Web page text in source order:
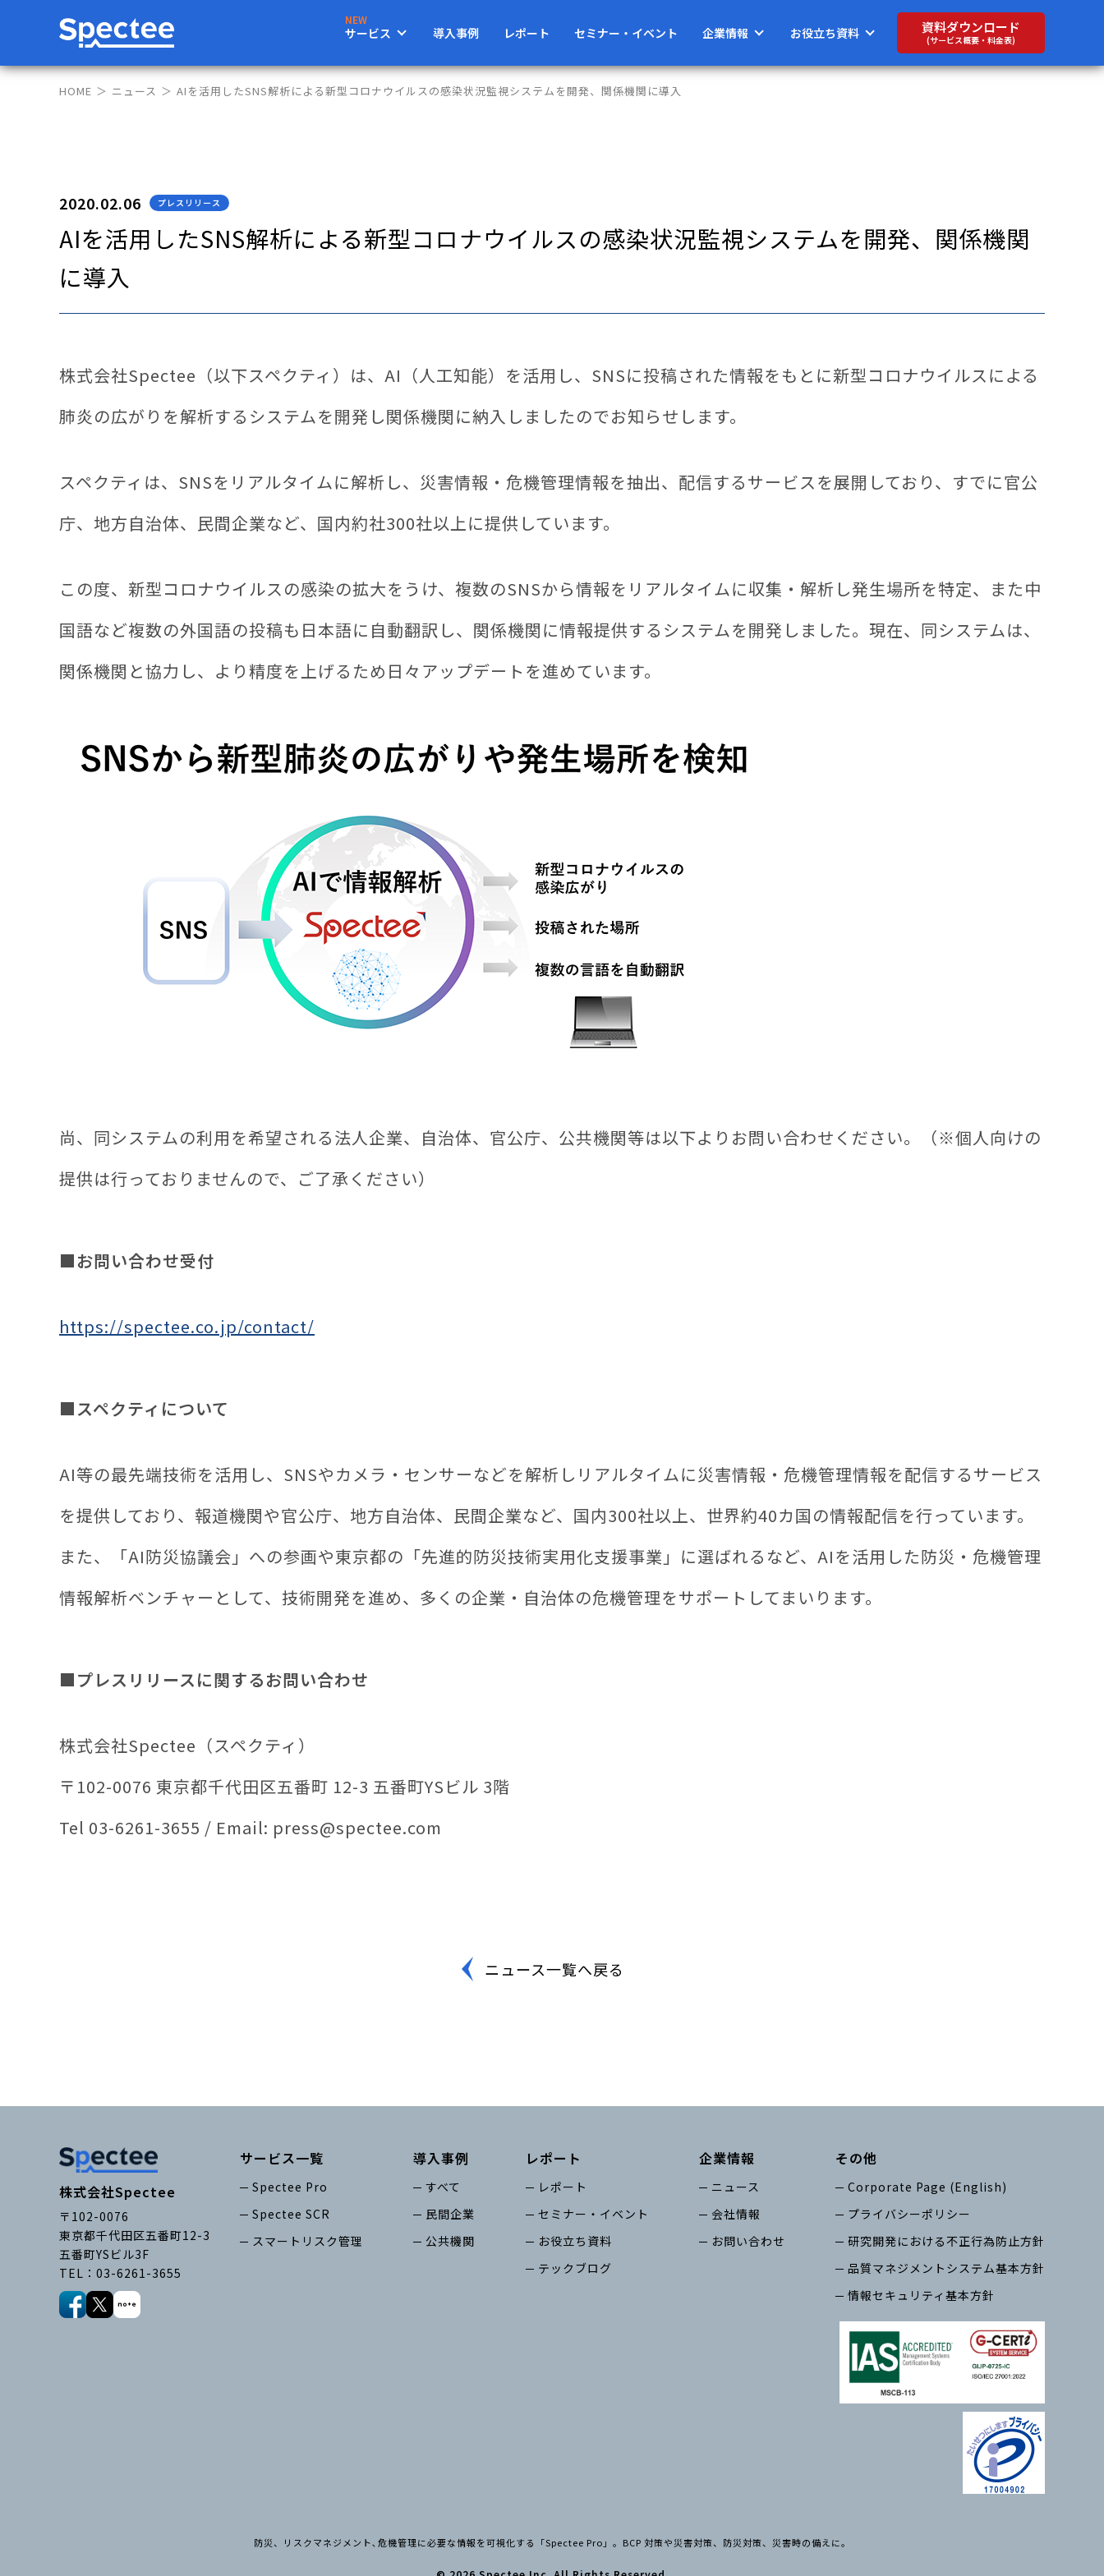
サービス 導入事例 レポート セミナー・イベント 企業情報 お役立ち資料 資料ダウンロード
(サービス概要・料金表)
HOME ニュース AIを活用したSNS解析による新型コロナウイルスの感染状況監視システムを開発、関係機関に導入
2020.02.06 プレスリリース
AIを活用したSNS解析による新型コロナウイルスの感染状況監視システムを開発、関係機関
に導入
株式会社Spectee（以下スペクティ）は、AI（人工知能）を活用し、SNSに投稿された情報をもとに新型コロナウイルスによる
肺炎の広がりを解析するシステムを開発し関係機関に納入しましたのでお知らせします。
スペクティは、SNSをリアルタイムに解析し、災害情報・危機管理情報を抽出、配信するサービスを展開しており、すでに官公
庁、地方自治体、民間企業など、国内約社300社以上に提供しています。
この度、新型コロナウイルスの感染の拡大をうけ、複数のSNSから情報をリアルタイムに収集・解析し発生場所を特定、また中
国語など複数の外国語の投稿も日本語に自動翻訳し、関係機関に情報提供するシステムを開発しました。現在、同システムは、
関係機関と協力し、より精度を上げるため日々アップデートを進めています。
尚、同システムの利用を希望される法人企業、自治体、官公庁、公共機関等は以下よりお問い合わせください。（※個人向けの
提供は行っておりませんので、ご了承ください）
■お問い合わせ受付
https://spectee.co.jp/contact/
■スペクティについて
AI等の最先端技術を活用し、SNSやカメラ・センサーなどを解析しリアルタイムに災害情報・危機管理情報を配信するサービス
を提供しており、報道機関や官公庁、地方自治体、民間企業など、国内300社以上、世界約40カ国の情報配信を行っています。
また、「AI防災協議会」への参画や東京都の「先進的防災技術実用化支援事業」に選ばれるなど、AIを活用した防災・危機管理
情報解析ベンチャーとして、技術開発を進め、多くの企業・自治体の危機管理をサポートしてまいります。
■プレスリリースに関するお問い合わせ
株式会社Spectee（スペクティ）
〒102-0076 東京都千代田区五番町 12-3 五番町YSビル 3階
Tel 03-6261-3655 / Email: press@spectee.com
ニュース一覧へ戻る
株式会社Spectee
〒102-0076
東京都千代田区五番町12-3
五番町YSビル3F
TEL：03-6261-3655
サービス一覧
Spectee Pro
Spectee SCR
スマートリスク管理
導入事例
すべて
民間企業
公共機関
レポート
レポート
セミナー・イベント
お役立ち資料
テックブログ
企業情報
ニュース
会社情報
お問い合わせ
その他
Corporate Page (English)
プライバシーポリシー
研究開発における不正行為防止方針
品質マネジメントシステム基本方針
情報セキュリティ基本方針
防災、リスクマネジメント､危機管理に必要な情報を可視化する「Spectee Pro」。BCP 対策や災害対策、防災対策、災害時の備えに。